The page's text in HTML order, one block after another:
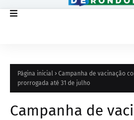
Página inicial
Campanha de vacinação
prorrogada até 31 de julho
Campanha de